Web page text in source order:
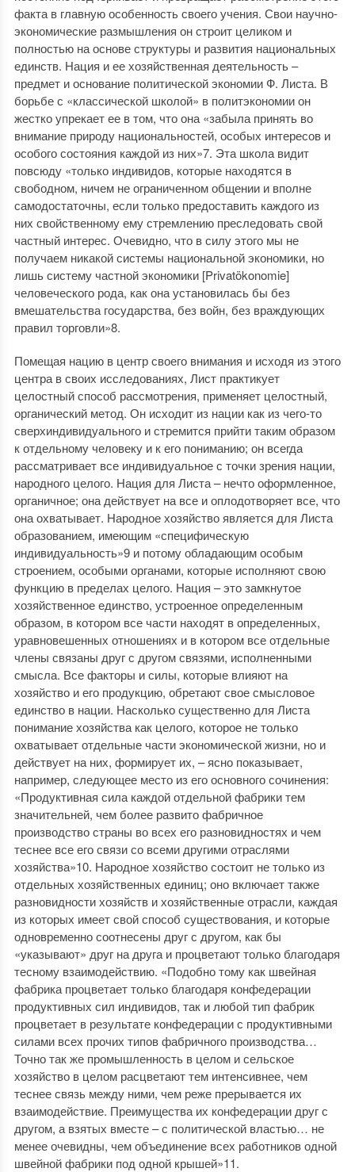
факта в главную особенность своего учения. Свои научно-
экономические размышления он строит целиком и
полностью на основе структуры и развития национальных
единств. Нация и ее хозяйственная деятельность –
предмет и основание политической экономии Ф. Листа. В
борьбе с «классической школой» в политэкономии он
жестко упрекает ее в том, что она «забыла принять во
внимание природу национальностей, особых интересов и
особого состояния каждой из них»7. Эта школа видит
повсюду «только индивидов, которые находятся в
свободном, ничем не ограниченном общении и вполне
самодостаточны, если только предоставить каждого из
них свойственному ему стремлению преследовать свой
частный интерес. Очевидно, что в силу этого мы не
получаем никакой системы национальной экономики, но
лишь систему частной экономики [Privatökonomie]
человеческого рода, как она установилась бы без
вмешательства государства, без войн, без враждующих
правил торговли»8.
Помещая нацию в центр своего внимания и исходя из этого
центра в своих исследованиях, Лист практикует
целостный способ рассмотрения, применяет целостный,
органический метод. Он исходит из нации как из чего-то
сверхиндивидуального и стремится прийти таким образом
к отдельному человеку и к его пониманию; он всегда
рассматривает все индивидуальное с точки зрения нации,
народного целого. Нация для Листа – нечто оформленное,
органичное; она действует на все и оплодотворяет все, что
она охватывает. Народное хозяйство является для Листа
образованием, имеющим «специфическую
индивидуальность»9 и потому обладающим особым
строением, особыми органами, которые исполняют свою
функцию в пределах целого. Нация – это замкнутое
хозяйственное единство, устроенное определенным
образом, в котором все части находят в определенных,
уравновешенных отношениях и в котором все отдельные
члены связаны друг с другом связями, исполненными
смысла. Все факторы и силы, которые влияют на
хозяйство и его продукцию, обретают свое смысловое
единство в нации. Насколько существенно для Листа
понимание хозяйства как целого, которое не только
охватывает отдельные части экономической жизни, но и
действует на них, формирует их, – ясно показывает,
например, следующее место из его основного сочинения:
«Продуктивная сила каждой отдельной фабрики тем
значительней, чем более развито фабричное
производство страны во всех его разновидностях и чем
теснее все его связи со всеми другими отраслями
хозяйства»10. Народное хозяйство состоит не только из
отдельных хозяйственных единиц; оно включает также
разновидности хозяйств и хозяйственные отрасли, каждая
из которых имеет свой способ существования, и которые
одновременно соотнесены друг с другом, как бы
«указывают» друг на друга и процветают только благодаря
тесному взаимодействию. «Подобно тому как швейная
фабрика процветает только благодаря конфедерации
продуктивных сил индивидов, так и любой тип фабрик
процветает в результате конфедерации с продуктивными
силами всех прочих типов фабричного производства…
Точно так же промышленность в целом и сельское
хозяйство в целом расцветают тем интенсивнее, чем
теснее связь между ними, чем реже прерывается их
взаимодействие. Преимущества их конфедерации друг с
другом, а взятых вместе – с политической властью… не
менее очевидны, чем объединение всех работников одной
швейной фабрики под одной крышей»11.